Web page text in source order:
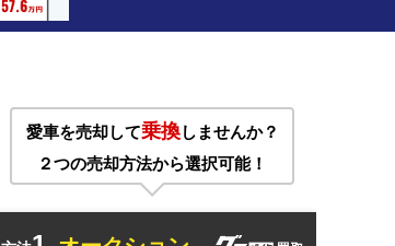
愛車を売却して乗換しませんか？
２つの売却方法から選択可能！